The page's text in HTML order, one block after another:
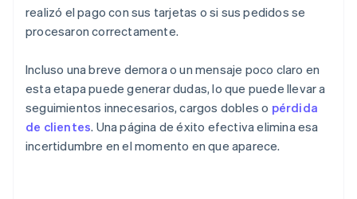
realizó el pago con sus tarjetas o si sus pedidos se
procesaron correctamente.
Incluso una breve demora o un mensaje poco claro en
esta etapa puede generar dudas, lo que puede llevar a
seguimientos innecesarios, cargos dobles o pérdida
de clientes. Una página de éxito efectiva elimina esa
incertidumbre en el momento en que aparece.